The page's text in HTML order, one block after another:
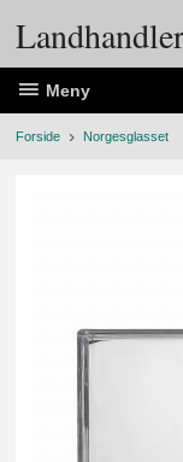
Meny
Forside Norgesglasset